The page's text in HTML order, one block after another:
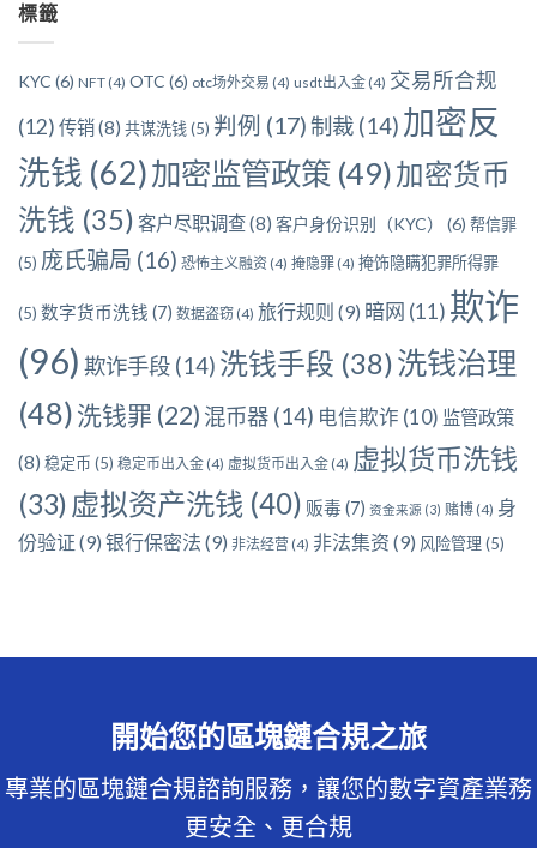
類
標籤
KYC (6) NFT (4) OTC (6) otc场外交易 (4) usdt出入金 (4) 交易所合规
(12) 传销(8) 共谋洗钱(5) 判例 (17)制裁 (14) 加密反
洗钱 (62)加密监管政策 (49)加密货币
洗钱 (35) 客户尽职调查(8) 客户身份识别（KYC） (6) 帮信罪
(5) 庞氏骗局 (16) 恐怖主义融资 (4) 掩隐罪 (4) 掩饰隐瞒犯罪所得罪
(5) 数字货币洗钱 (7) 数据盗窃 (4) 旅行规则 (9) 暗网 (11) 欺诈
(96) 欺诈手段 (14) 洗钱手段 (38)洗钱治理
(48) 洗钱罪 (22) 混币器 (14) 电信欺诈 (10) 监管政策
(8) 稳定币 (5) 稳定币出入金 (4) 虚拟货币出入金 (4) 虚拟货币洗钱
(33) 虚拟资产洗钱 (40) 贩毒 (7) 资金来源 (3) 赌博 (4) 身
份验证 (9) 银行保密法 (9) 非法经营 (4) 非法集资 (9) 风险管理(5)
開始您的區塊鏈合規之旅
專業的區塊鏈合規諮詢服務，讓您的數字資產業務
更安全、更合規